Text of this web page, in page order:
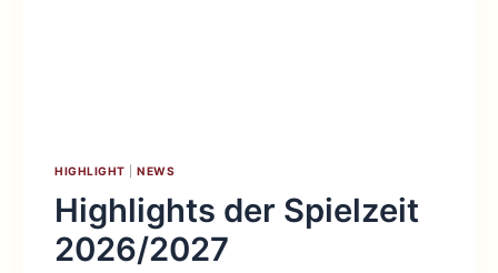
HIGHLIGHT |NEWS
Highlights der Spielzeit
2026/2027